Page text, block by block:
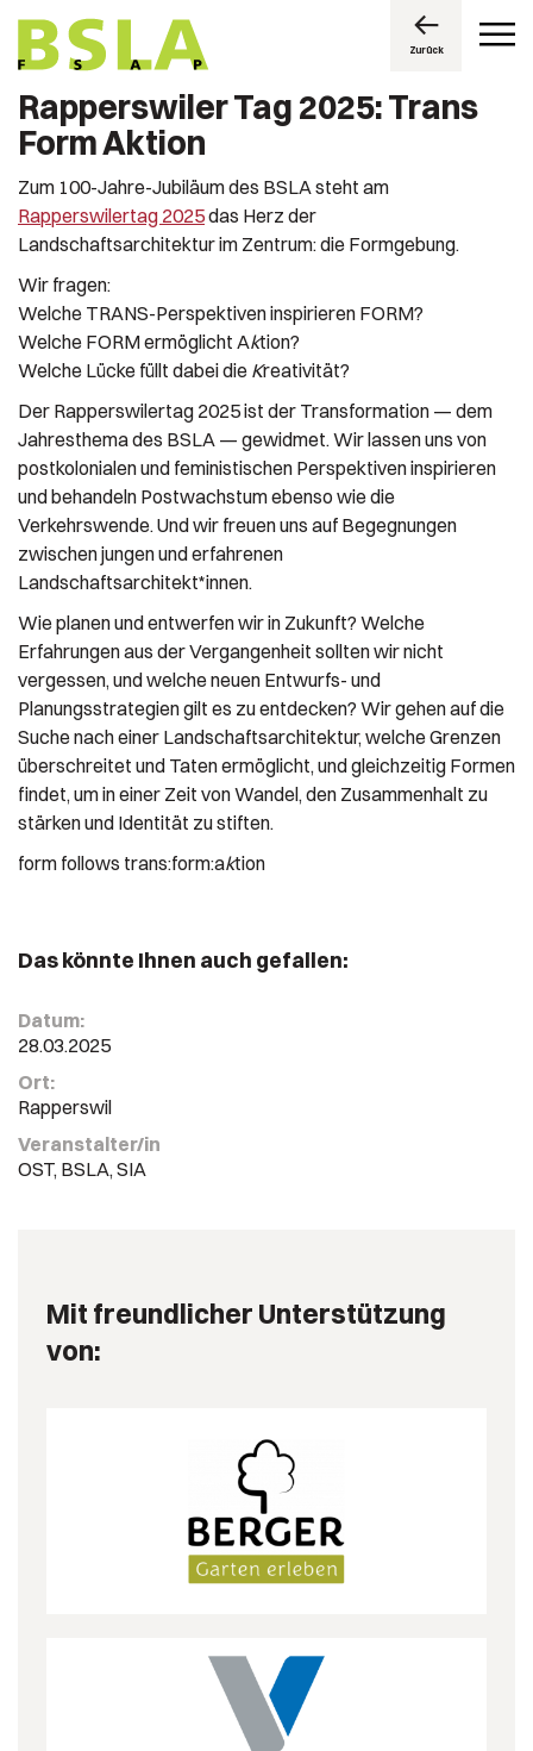
Zurück
Rapperswiler Tag 2025: Trans
Form Aktion
Zum 100-Jahre-Jubiläum des BSLA steht am
Rapperswilertag 2025das Herz der
Landschaftsarchitektur im Zentrum:die Formgebung.
Wir fragen:
Welche TRANS-Perspektiven inspirieren FORM?
Welche FORM ermöglicht Aktion?
Welche Lücke füllt dabei die Kreativität?
Der Rapperswilertag 2025 ist der Transformation — dem
Jahresthema des BSLA — gewidmet. Wir lassen uns von
postkolonialen und feministischen Perspektiven inspirieren
und behandeln Postwachstum ebenso wie die
Verkehrswende. Und wir freuen uns auf Begegnungen
zwischen jungen und erfahrenen
Landschaftsarchitekt*innen.
Wie planen und entwerfen wir in Zukunft? Welche
Erfahrungen aus der Vergangenheit sollten wir nicht
vergessen, und welche neuen Entwurfs- und
Planungsstrategien gilt es zu entdecken? Wir gehen auf die
Suche nach einer Landschaftsarchitektur, welche Grenzen
überschreitet und Taten ermöglicht, und gleichzeitig Formen
findet, um in einer Zeit von Wandel, den Zusammenhalt zu
stärken und Identität zu stiften.
form follows trans:form:aktion
Das könnte Ihnen auch gefallen:
Datum:
28.03.2025
Ort:
Rapperswil
Veranstalter/in
OST, BSLA, SIA
Mit freundlicher Unterstützung
von: